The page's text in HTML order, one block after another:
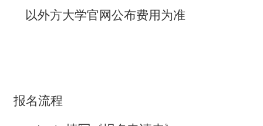
以外方大学官网公布费用为准
报名流程